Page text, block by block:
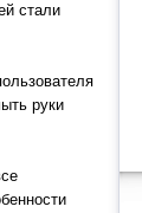
стали
руки